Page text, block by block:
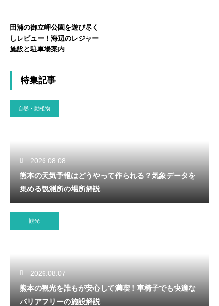
田浦の御立岬公園を遊び尽く
しレビュー！海辺のレジャー
施設と駐車場案内
特集記事
自然・動植物
2026.08.08
熊本の天気予報はどうやって作られる？気象データを
集める観測所の場所解説
観光
2026.08.07
熊本の観光を誰もが安心して満喫！車椅子でも快適な
バリアフリーの施設解説